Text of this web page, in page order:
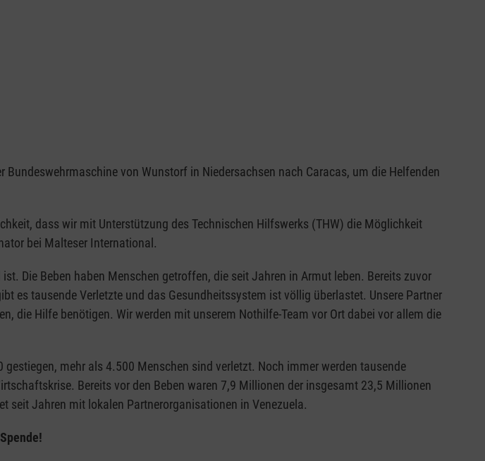
von Wunstorf in Niedersachsen nach Caracas, um die Helfenden
dass wir mit Unterstützung des Technischen Hilfswerks (THW) die Möglichkeit
bei Malteser International.
Die Beben haben Menschen getroffen, die seit Jahren in Armut leben. Bereits zuvor
es tausende Verletzte und das Gesundheitssystem ist völlig überlastet. Unsere Partner
die Hilfe benötigen. Wir werden mit unserem Nothilfe-Team vor Ort dabei vor allem die
mehr als 4.500 Menschen sind verletzt. Noch immer werden tausende
Bereits vor den Beben waren 7,9 Millionen der insgesamt 23,5 Millionen
seit Jahren mit lokalen Partnerorganisationen in Venezuela.